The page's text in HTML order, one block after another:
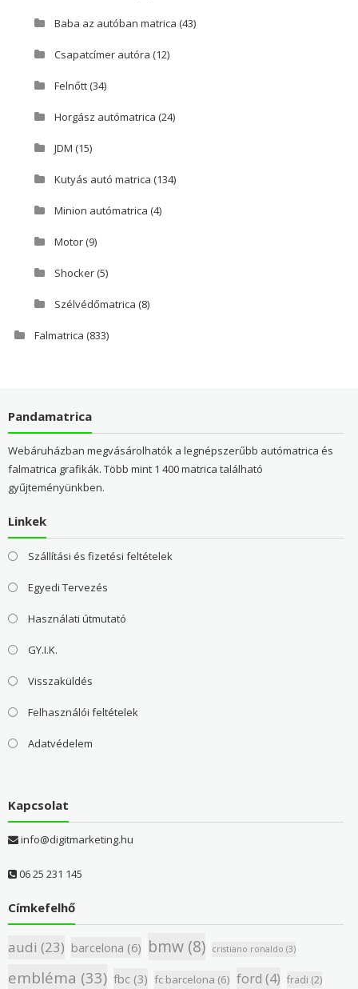
Baba az autóban matrica (43)
Csapatcímer autóra (12)
Felnőtt(34)
Horgász autómatrica (24)
JDM (15)
Kutyás autó matrica (134)
Minion autómatrica (4)
Motor(9)
Shocker(5)
Szélvédőmatrica (8)
Falmatrica (833)
Pandamatrica
Webáruházban megvásárolhatók a legnépszerűbb autómatrica és
falmatrica grafikák. Több mint 1 400 matrica található
gyűjteményünkben.
Linkek
Szállítási és fizetési feltételek
Egyedi Tervezés
Használati útmutató
GY.I.K.
Visszaküldés
Felhasználói feltételek
Adatvédelem
Kapcsolat
info@digitmarketing.hu
06 25 231 145
Címkefelhő
audi (23) barcelona (6) bmw(8) cristiano ronaldo (3)
embléma (33) fbc (3) fc barcelona (6) ford (4) fradi (2)